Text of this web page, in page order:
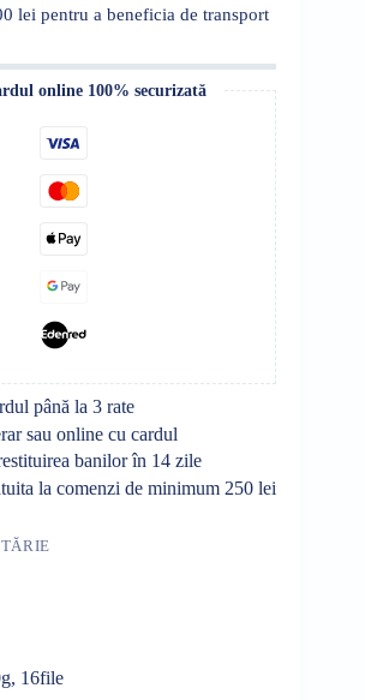
lei pentru a beneficia de transport
online 100% securizată
până la 3 rate
sau online cu cardul
banilor în 14 zile
la comenzi de minimum 250 lei
16file